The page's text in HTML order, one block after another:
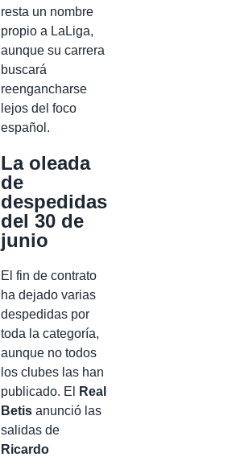
resta un nombre
propio a LaLiga,
aunque su carrera
buscará
reengancharse
lejos del foco
español.
La oleada
de
despedidas
del 30 de
junio
El fin de contrato
ha dejado varias
despedidas por
toda la categoría,
aunque no todos
los clubes las han
publicado. El
Real
Betis anunció las
salidas de
Ricardo